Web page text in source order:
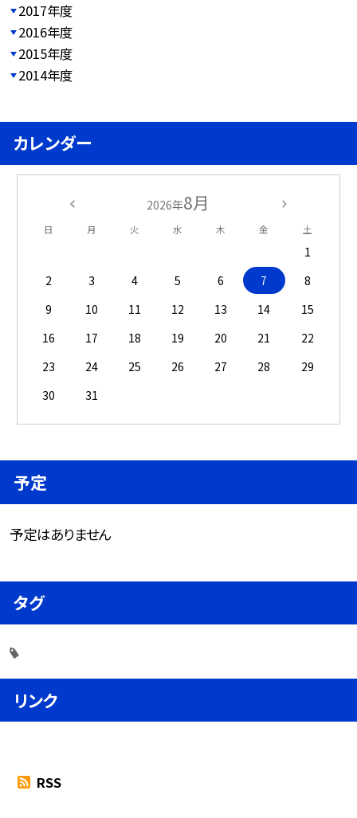
2017年度
2016年度
2015年度
2014年度
カレンダー
2026年8月
日 月 火 水 木 金 土
1
2
3 4 5 6 7
8
9
10 11 12 13 14
15
16
17 18 19 20 21
22
23
24 25 26 27 28
29
30
31
予定
予定はありません
タグ
リンク
RSS